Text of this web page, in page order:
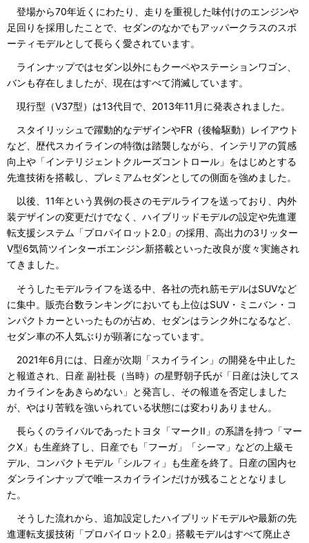
登場から70年近くにわたり、走りを重視した味付けのエンジンや
足回りを採用したことで、セダンのなかでもアッパークラスのスポ
ーティモデルとして長らく愛されています。
ラインナップではセダン以外にもクーペやステーションワゴン、
バンも存在しましたが、現在はすべて消滅しています。
現行型（V37型）は13代目で、2013年11月に発表されました。
スタイリッシュで躍動的なデザインやFR（後輪駆動）レイアウト
など、歴代スカイラインの特徴は踏襲しながら、インテリアの質感
向上や「インテリジェントクルーズコントロール」をはじめとする
先進技術を搭載し、プレミアムセダンとしての側面を強めました。
以後、11年という異例の長さのモデルライフを送っており、内外
装デザインの変更だけでなく、ハイブリッドモデルの設定や先進運
転支援システム「プロパイロット2.0」の採用、高出力の3リッター
V型6気筒ツインターボエンジン新搭載といった改良が度々実施され
てきました。
そうしたモデルライフを送る中、各社の売れ筋モデルはSUVなど
に集中。販売台数ランキングにおいても上位はSUV・ミニバン・コ
ンパクトカーといったものが占め、セダンはランク外になるなど、
セダン車の不人気ぶりが顕著になっています。
2021年6月には、日産が次期「スカイライン」の開発を中止した
と報道され、日産 副社長（当時）の星野朝子氏が「日産は決してス
カイラインをあきらめない」と発言し、その報道を否定しました
が、やはり苦戦を強いられている状態には変わりありません。
長らくのライバルであったトヨタ「マークII」の系譜を持つ「マー
クX」も生産終了し、日産でも「フーガ」「シーマ」などの上級モ
デル、コンパクトモデル「シルフィ」も生産を終了。日産の国内セ
ダンラインナップで唯一スカイラインだけが残ることとなりまし
た。
そうした流れから、追加設定したハイブリッドモデルや最新の先
進運転支援技術「プロパイロット2.0」搭載モデルはすべて廃止さ